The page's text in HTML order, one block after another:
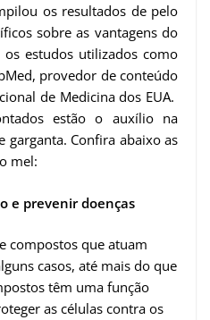
os resultados de pelo
sobre as vantagens do
estudos utilizados como
provedor de conteúdo
de Medicina dos EUA.
estão o auxílio na
garganta. Confira abaixo as
mel:
e prevenir doenças
compostos que atuam
casos, até mais do que
têm uma função
as células contra os